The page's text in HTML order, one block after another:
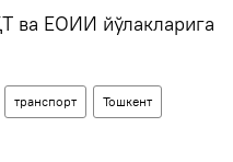
ва ЕОИИ йўлакларига
транспорт Тошкент